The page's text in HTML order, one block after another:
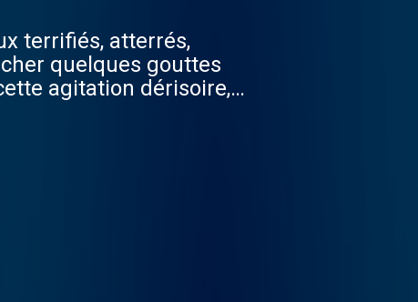
terrifiés, atterrés,
quelques gouttes
agitation dérisoire,
leur part , en changeant